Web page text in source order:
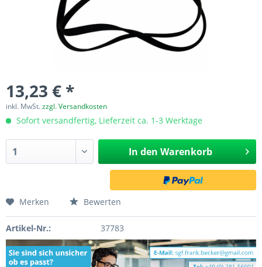
13,23 € *
inkl. MwSt.zzgl. Versandkosten
Sofort versandfertig, Lieferzeit ca. 1-3 Werktage
In den Warenkorb
Merken Bewerten
Artikel-Nr.: 37783